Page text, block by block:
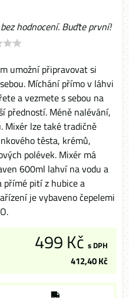
hodnocení. Buďte první!
umožní připravovat si
Míchání přímo v láhvi
a vezmete s sebou na
předností. Méně nalévání,
Mixér lze také tradičně
těsta, krémů,
polévek. Mixér má
600ml lahví na vodu a
přímé pití z hubice a
je vybaveno čepelemi
499 Kč s DPH
412,40 Kč